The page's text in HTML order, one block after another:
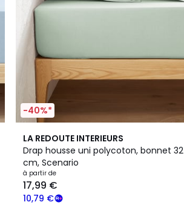
-40%*
LA REDOUTE INTERIEURS
Drap housse uni polycoton, bonnet 32
cm, Scenario
à partir de
10,79 €
17,99 €
4,3
/ 5
13
Couleurs